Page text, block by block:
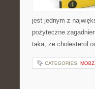
jest jednym z
pożyteczne
taka, że cholesterol
CATEGORIES: